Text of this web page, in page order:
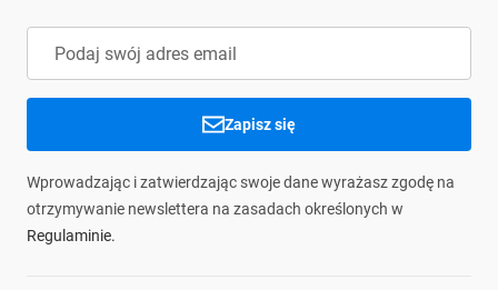
Zapisz się
Wprowadzając i zatwierdzając swoje dane wyrażasz zgodę na
otrzymywanie newslettera na zasadach określonych w
Regulaminie.